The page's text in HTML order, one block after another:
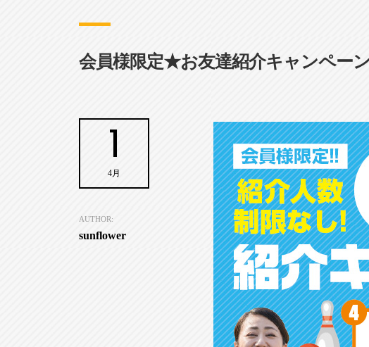
会員様限定★お友達紹介キャンペー
1
4月
AUTHOR:
sunflower